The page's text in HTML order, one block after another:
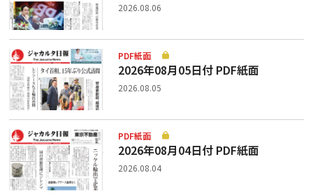
2026.08.06
PDF紙面
2026年08月05日付 PDF紙面
2026.08.05
PDF紙面
2026年08月04日付 PDF紙面
2026.08.04